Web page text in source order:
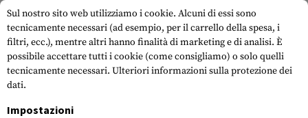
Sul nostro sito web utilizziamo i cookie. Alcuni di essi sono
tecnicamente necessari (ad esempio, per il carrello della spesa, i
filtri, ecc.), mentre altri hanno finalità di marketing e di analisi. È
possibile accettare tutti i cookie (come consigliamo) o solo quelli
tecnicamente necessari. Ulteriori informazioni sulla protezione dei
dati.
Impostazioni